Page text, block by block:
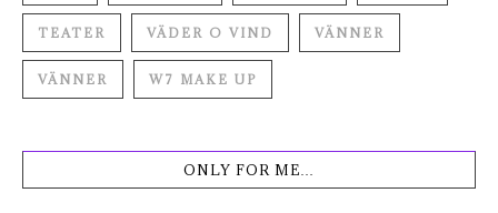
TEATER VÄDER O VIND VÄNNER
VÄNNER W7 MAKE UP
ONLY FOR ME…